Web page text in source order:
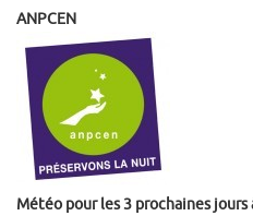
ANPCEN
Météo pour les 3 prochaines jours